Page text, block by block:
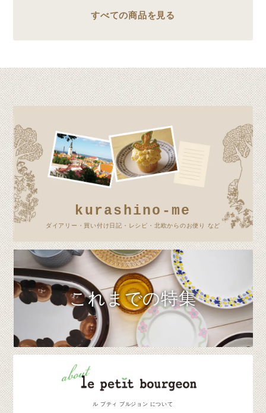
すべての商品を見る
kurashino-me
ダイアリー・買い付け日記・レシピ・北欧からのお便り など
これまでの特集
ル プティ ブルジョン について